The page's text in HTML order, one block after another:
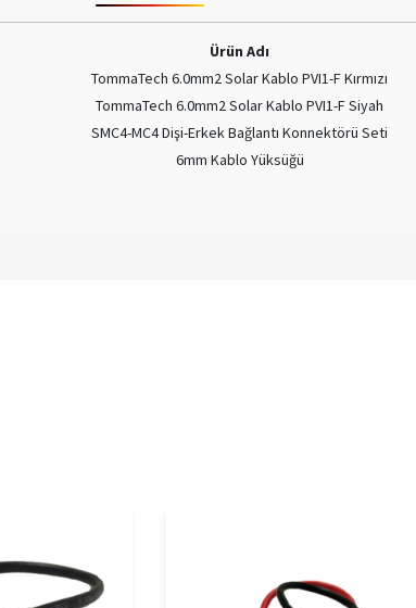
Ürün Adı
TommaTech 6.0mm2 Solar Kablo PVI1-F Kırmızı
TommaTech 6.0mm2 Solar Kablo PVI1-F Siyah
SMC4-MC4 Dişi-Erkek Bağlantı Konnektörü Seti
6mm Kablo Yüksüğü